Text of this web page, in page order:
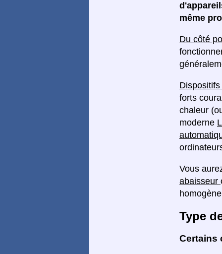
même
Du côté
Dispositifs
forts
chaleur
moderne
Vous
abaisseur
Type
Certains